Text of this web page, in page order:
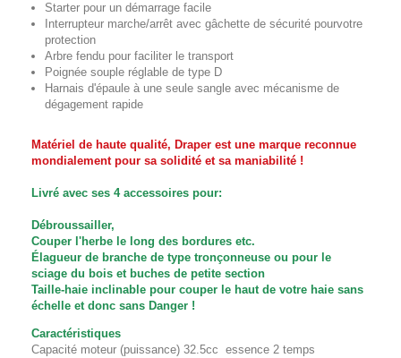
Starter pour un démarrage facile
Interrupteur marche/arrêt avec gâchette de sécurité pourvotre
protection
Arbre fendu pour faciliter le transport
Poignée souple réglable de type D
Harnais d'épaule à une seule sangle avec mécanisme de
dégagement rapide
Matériel de haute qualité, Draper est une marque reconnue
mondialement pour sa solidité et sa maniabilité !
Livré avec ses 4 accessoires pour:
Débroussailler,
Couper l'herbe le long des bordures etc.
Élagueur de branche de type tronçonneuse ou pour le
sciage du bois et buches de petite section
Taille-haie inclinable pour couper le haut de votre haie sans
échelle et donc sans Danger !
Caractéristiques
Capacité moteur (puissance) 32.5cc essence 2 temps